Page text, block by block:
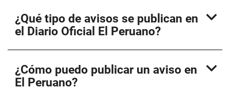
¿Qué tipo de avisos se publican en
el Diario Oficial El Peruano?
expand_more
¿Cómo puedo publicar un aviso en
El Peruano?
expand_more